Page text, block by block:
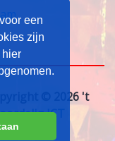
© 2026 't
ICT
een
zijn
hier